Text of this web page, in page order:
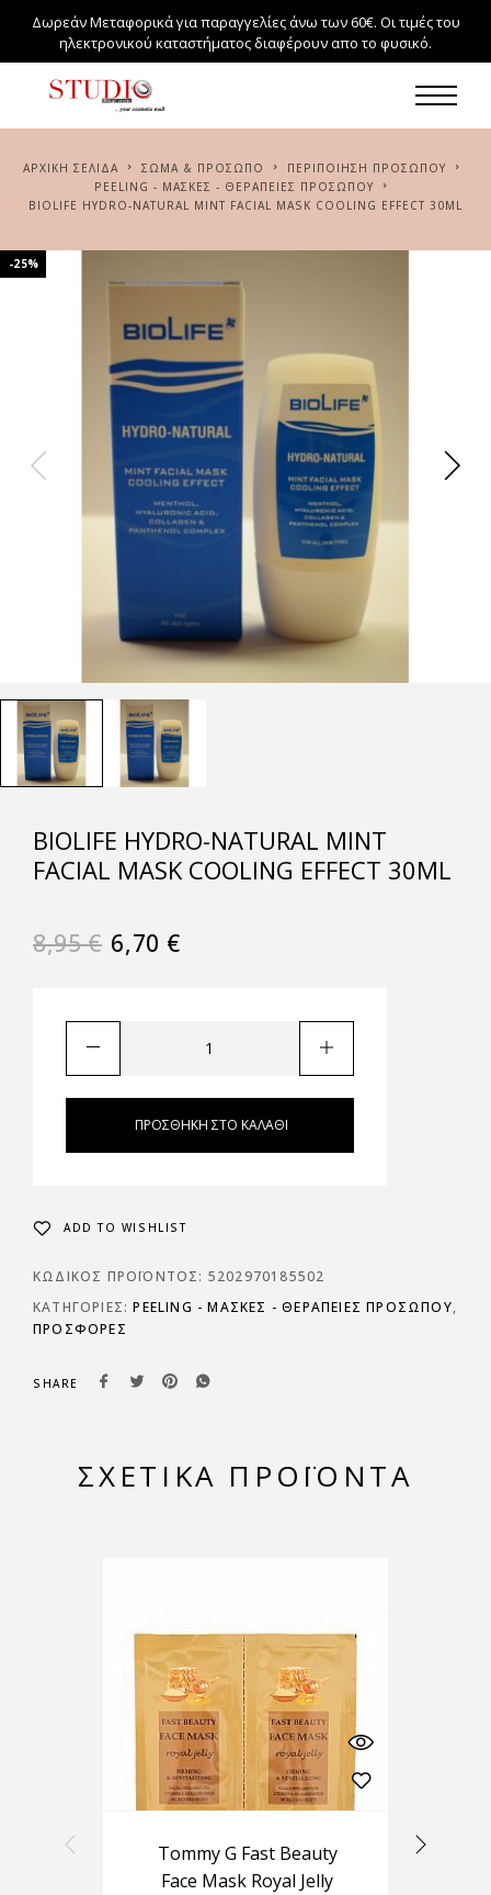
Δωρεάν Μεταφορικά για παραγγελίες άνω των 60€. Οι τιμές του
ηλεκτρονικού καταστήματος διαφέρουν απο το φυσικό.
ΑΡΧΙΚΉ ΣΕΛΊΔΑ ΣΏΜΑ & ΠΡΌΣΩΠΟ
ΠΕΡΙΠΟΊΗΣΗ ΠΡΟΣΏΠΟΥ
PEELING - ΜΆΣΚΕΣ - ΘΕΡΑΠΕΊΕΣ ΠΡΟΣΏΠΟΥ
BIOLIFE HYDRO-NATURAL MINT FACIAL MASK COOLING EFFECT 30ML
-25%
BIOLIFE HYDRO-NATURAL MINT
FACIAL MASK COOLING EFFECT 30ML
8,95€ 6,70 €
ΠΡΟΣΘΉΚΗ ΣΤΟ ΚΑΛΆΘΙ
ADD TO WISHLIST
ΚΩΔΙΚΌΣ ΠΡΟΪΌΝΤΟΣ: 5202970185502
ΚΑΤΗΓΟΡΊΕΣ:PEELING - ΜΆΣΚΕΣ - ΘΕΡΑΠΕΊΕΣ ΠΡΟΣΏΠΟΥ,
ΠΡΟΣΦΟΡΈΣ
SHARE
ΣΧΕΤΙΚΆ ΠΡΟΪΌΝΤΑ
Tommy G Fast Beauty
Face Mask Royal Jelly